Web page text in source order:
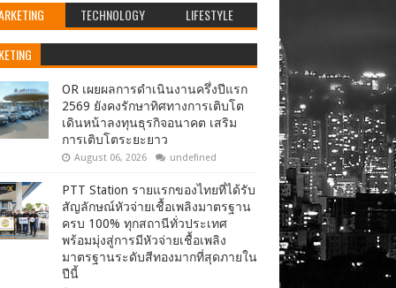
TECHNOLOGY LIFESTYLE
OR เผยผลการดำเนินงานครึ่งปีแรก
2569 ยังคงรักษาทิศทางการเติบโต
เดินหน้าลงทุนธุรกิจอนาคต เสริม
การเติบโตระยะยาว
August 06, 2026 undefined
PTT Station รายแรกของไทยที่ได้รับ
สัญลักษณ์หัวจ่ายเชื้อเพลิงมาตรฐาน
ครบ 100% ทุกสถานีทั่วประเทศ
พร้อมมุ่งสู่การมีหัวจ่ายเชื้อเพลิง
มาตรฐานระดับสีทองมากที่สุดภายใน
ปีนี้